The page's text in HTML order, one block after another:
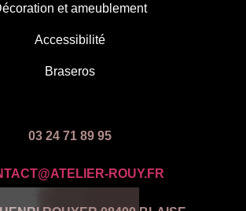
et ameublement
Accessibilité
Braseros
03 24 71 89 95
ROUY.FR